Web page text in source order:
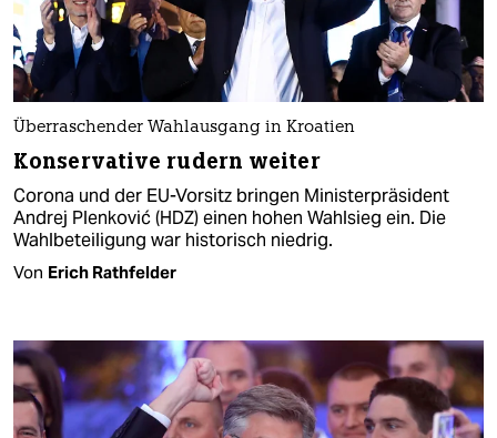
Überraschender Wahlausgang in Kroatien
Konservative rudern weiter
Corona und der EU-Vorsitz bringen Ministerpräsident
Andrej Plenković (HDZ) einen hohen Wahlsieg ein. Die
Wahlbeteiligung war historisch niedrig.
Von Erich Rathfelder